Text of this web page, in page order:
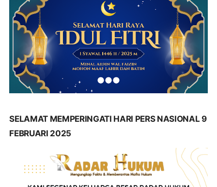
SELAMAT MEMPERINGATI HARI PERS NASIONAL 9
FEBRUARI 2025